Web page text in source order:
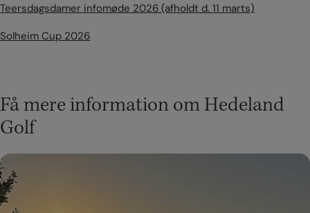
Teersdagsdamer infomøde 2026 (afholdt d. 11 marts)
Solheim Cup 2026
Få mere information om Hedeland
Golf